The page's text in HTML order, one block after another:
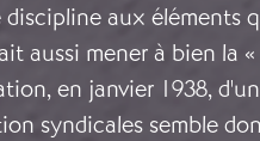
discipline aux éléments
aussi mener à bien la
en janvier 1938,
syndicales semble